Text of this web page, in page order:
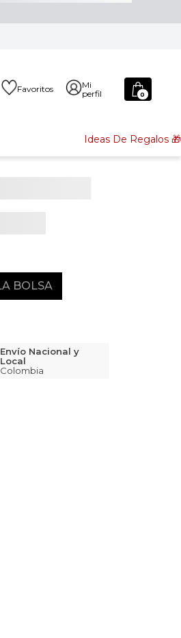
Favoritos
Mi
perfil
0
Ideas De Regalos 🎁
Envío Nacional y
Local
Colombia